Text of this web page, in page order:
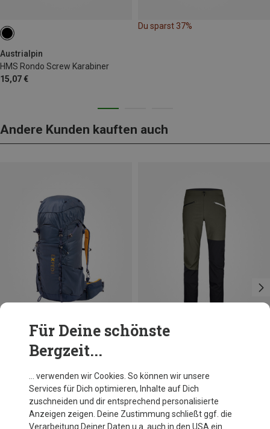
Austrialpin
HMS Rondo Screw Karabiner
15,07 €
Du sparst 37%
Andere Kunden kauften auch
Du sparst 14%
Für Deine schönste
Bergzeit...
… verwenden wir Cookies. So können wir unsere
Services für Dich optimieren, Inhalte auf Dich
zuschneiden und dir entsprechend personalisierte
Anzeigen zeigen. Deine Zustimmung schließt ggf. die
Verarbeitung Deiner Daten u.a. auch in den USA ein.